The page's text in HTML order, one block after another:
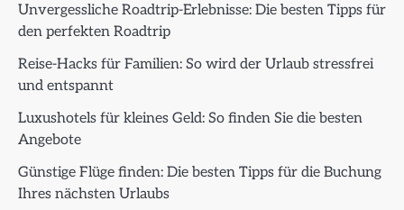
Unvergessliche Roadtrip-Erlebnisse: Die besten Tipps für
den perfekten Roadtrip
Reise-Hacks für Familien: So wird der Urlaub stressfrei
und entspannt
Luxushotels für kleines Geld: So finden Sie die besten
Angebote
Günstige Flüge finden: Die besten Tipps für die Buchung
Ihres nächsten Urlaubs